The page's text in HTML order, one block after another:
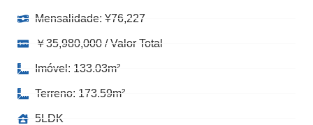
Mensalidade: ¥76,227
￥35,980,000 / Valor Total
Imóvel: 133.03m²
Terreno: 173.59m²
5LDK